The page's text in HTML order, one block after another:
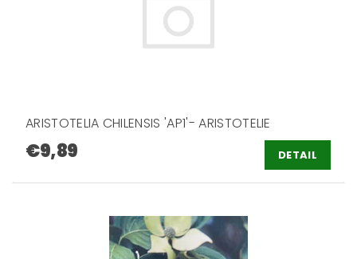
ARISTOTELIA CHILENSIS 'AP1'- ARISTOTELIE
€9,89 DETAIL